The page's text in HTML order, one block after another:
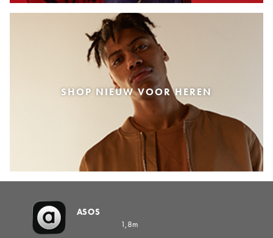
SHOP NIEUW VOOR HEREN
ASOS
1,8m